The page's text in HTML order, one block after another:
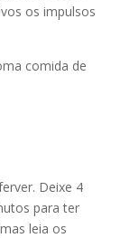
os impulsos
comida de
Deixe 4
para ter
leia os